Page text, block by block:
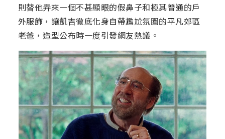
則替他弄來一個不甚顯眼的假鼻子和極其普通的戶
外服飾，讓凱吉徹底化身自帶尷尬氛圍的平凡郊區
老爸，造型公布時一度引發網友熱議。